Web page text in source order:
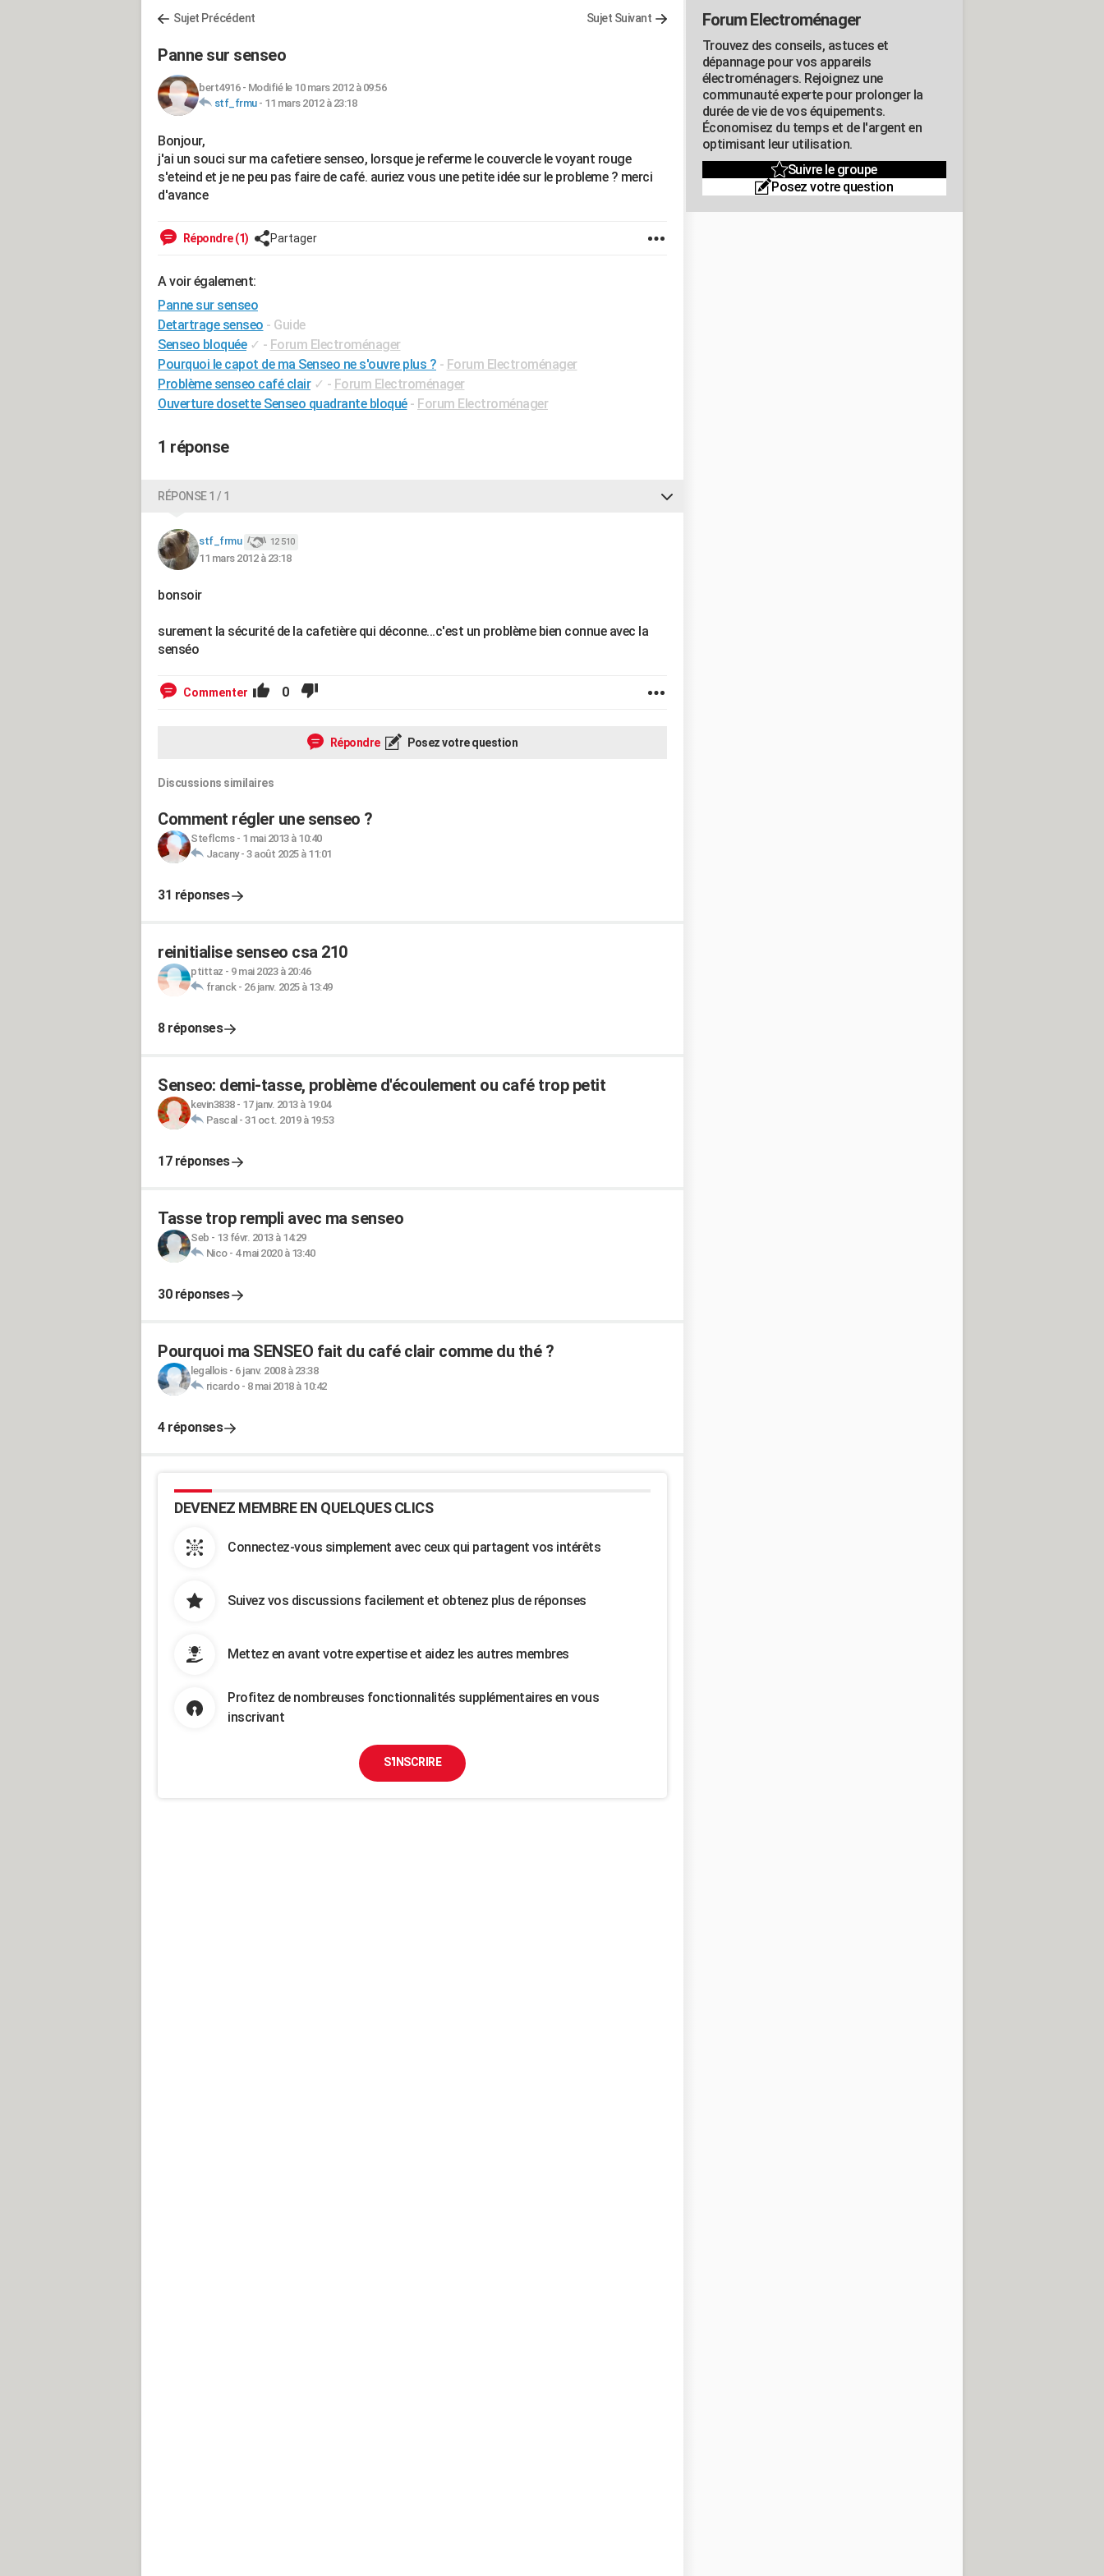
Sujet Précédent Sujet Suivant
Panne sur senseo
bert4916- Modifié le 10 mars 2012 à 09:56
stf_frmu- 11 mars 2012 à 23:18
Bonjour,
j'ai un souci sur ma cafetiere senseo, lorsque je referme le couvercle le voyant rouge
s'eteind et je ne peu pas faire de café. auriez vous une petite idée sur le probleme ? merci
d'avance
Répondre (1) Partager
A voir également:
Panne sur senseo
Detartrage senseo - Guide
Senseo bloquée ✓ - Forum Electroménager
Pourquoi le capot de ma Senseo ne s'ouvre plus ? - Forum Electroménager
Problème senseo café clair ✓ - Forum Electroménager
Ouverture dosette Senseo quadrante bloqué - Forum Electroménager
1 réponse
RÉPONSE 1 / 1
stf_frmu 12 510
11 mars 2012 à 23:18
bonsoir
surement la sécurité de la cafetière qui déconne...c'est un problème bien connue avec la
senséo
Commenter 0
Répondre Posez votre question
Discussions similaires
Comment régler une senseo ?
Steflcms- 1 mai 2013 à 10:40
Jacany- 3 août 2025 à 11:01
31 réponses
reinitialise senseo csa 210
ptittaz - 9 mai 2023 à 20:46
franck- 26 janv. 2025 à 13:49
8 réponses
Senseo: demi-tasse, problème d'écoulement ou café trop petit
kevin3838- 17 janv. 2013 à 19:04
Pascal - 31 oct. 2019 à 19:53
17 réponses
Tasse trop rempli avec ma senseo
Seb - 13 févr. 2013 à 14:29
Nico- 4 mai 2020 à 13:40
30 réponses
Pourquoi ma SENSEO fait du café clair comme du thé ?
legallois- 6 janv. 2008 à 23:38
ricardo- 8 mai 2018 à 10:42
4 réponses
DEVENEZ MEMBRE EN QUELQUES CLICS
Connectez-vous simplement avec ceux qui partagent vos intérêts
Suivez vos discussions facilement et obtenez plus de réponses
Mettez en avant votre expertise et aidez les autres membres
Profitez de nombreuses fonctionnalités supplémentaires en vous
inscrivant
S'INSCRIRE
Forum Electroménager
Trouvez des conseils, astuces et
dépannage pour vos appareils
électroménagers. Rejoignez une
communauté experte pour prolonger la
durée de vie de vos équipements.
Économisez du temps et de l'argent en
optimisant leur utilisation.
Suivre le groupe
Posez votre question